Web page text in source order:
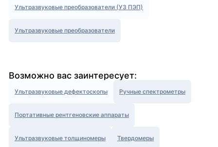
Ультразвуковые преобразователи (УЗ ПЭП)
Ультразвуковые преобразователи
Возможно вас заинтересует:
Ультразвуковые дефектоскопы Ручные спектрометры
Портативные рентгеновские аппараты
Ультразвуковые толщиномеры Твердомеры